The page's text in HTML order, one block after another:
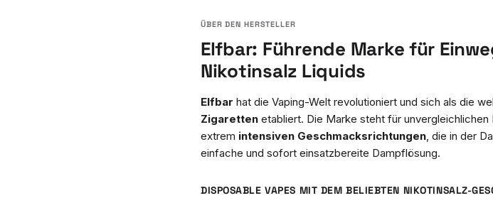
Elfbar: Führende Marke für
Nikotinsalz Liquids
Elfbar hat die Vaping-Welt revolutioniert und sich als die
Zigaretten etabliert. Die Marke steht für
extrem intensiven Geschmacksrichtungen , die in der
einfache und sofort einsatzbereite Dampflösung.
DISPOSABLE VAPES MIT DEM BELIEBTEN NIKOTINSALZ-